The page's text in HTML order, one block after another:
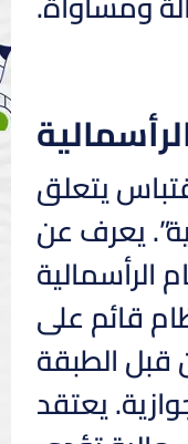
يتعلق
يعرف عن
الرأسمالية
قائم على
قبل الطبقة
يعتقد